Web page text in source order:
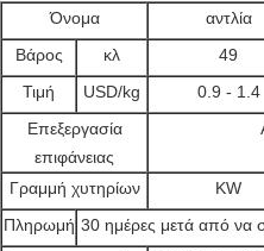
Όνομα αντλία
Βάρος
κλ 49
Τιμή
USD/kg 0.9 - 1.4
Επεξεργασία
επιφάνειας
Γραμμή χυτηρίων KW
Πληρωμή 30 ημέρες μετά από να